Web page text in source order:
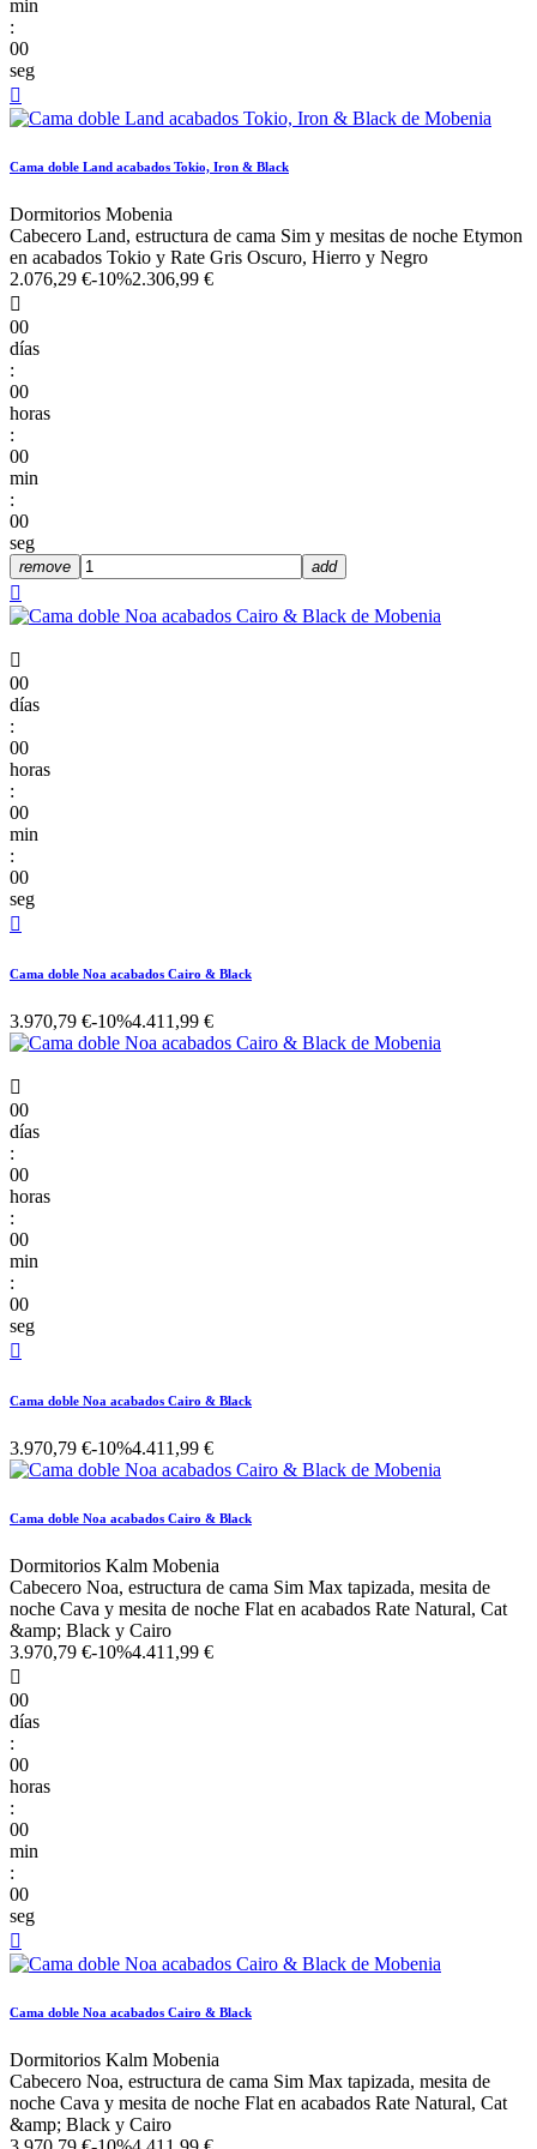
min
:
00
seg

Cama doble Land acabados Tokio, Iron & Black
Dormitorios Mobenia
Cabecero Land, estructura de cama Sim y mesitas de noche Etymon
en acabados Tokio y Rate Gris Oscuro, Hierro y Negro
2.076,29 €-10%2.306,99 €

00
días
:
00
horas
:
00
min
:
00
seg
remove add


00
días
:
00
horas
:
00
min
:
00
seg

Cama doble Noa acabados Cairo & Black
3.970,79 €-10%4.411,99 €

00
días
:
00
horas
:
00
min
:
00
seg

Cama doble Noa acabados Cairo & Black
3.970,79 €-10%4.411,99 €
Cama doble Noa acabados Cairo & Black
Dormitorios Kalm Mobenia
Cabecero Noa, estructura de cama Sim Max tapizada, mesita de
noche Cava y mesita de noche Flat en acabados Rate Natural, Cat
&amp; Black y Cairo
3.970,79 €-10%4.411,99 €

00
días
:
00
horas
:
00
min
:
00
seg

Cama doble Noa acabados Cairo & Black
Dormitorios Kalm Mobenia
Cabecero Noa, estructura de cama Sim Max tapizada, mesita de
noche Cava y mesita de noche Flat en acabados Rate Natural, Cat
&amp; Black y Cairo